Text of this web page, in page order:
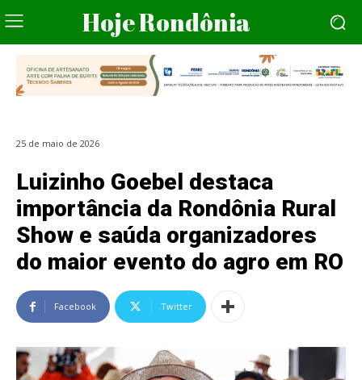
Hoje Rondônia
25 de maio de 2026
Luizinho Goebel destaca
importância da Rondônia Rural
Show e saúda organizadores
do maior evento do agro em RO
Facebook Twitter